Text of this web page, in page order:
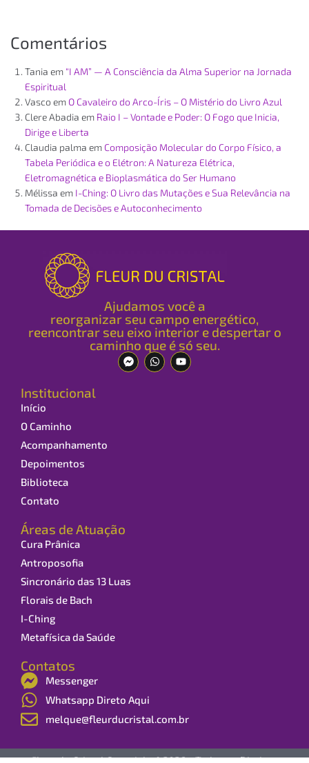
Comentários
Tania em “I AM” — A Consciência da Alma Superior na Jornada
Espiritual
Vasco em O Cavaleiro do Arco-Íris – O Mistério do Livro Azul
Clere Abadia em Raio I – Vontade e Poder: O Fogo que Inicia,
Dirige e Liberta
Claudia palma em Composição Molecular do Corpo Físico, a
Tabela Periódica e o Elétron: A Natureza Elétrica,
Eletromagnética e Bioplasmática do Ser Humano
Mélissa em I-Ching: O Livro das Mutações e Sua Relevância na
Tomada de Decisões e Autoconhecimento
Ajudamos você a
reorganizar seu campo energético,
reencontrar seu eixo interior e despertar o
caminho que é só seu.
Institucional
Início
O Caminho
Acompanhamento
Depoimentos
Biblioteca
Contato
Áreas de Atuação
Cura Prânica
Antroposofia
Sincronário das 13 Luas
Florais de Bach
I-Ching
Metafísica da Saúde
Contatos
Messenger
Whatsapp Direto Aqui
melque@fleurducristal.com.br
Fleur du Cristal Copyright ® 2026 - Todos os Direitos